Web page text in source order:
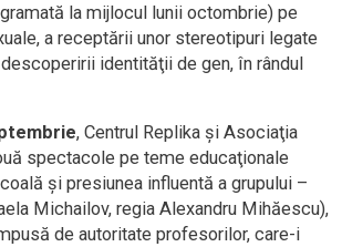
la mijlocul lunii octombrie) pe
a receptării unor stereotipuri legate
identităţii de gen, în rândul
, Centrul Replika şi Asociaţia
spectacole pe teme educaţionale
şi presiunea influentă a grupului –
Michailov, regia Alexandru Mihăescu),
de autoritate profesorilor, care-i